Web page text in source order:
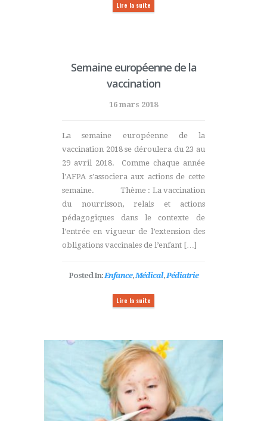
Lire la suite
Semaine européenne de la
vaccination
16 mars 2018
La semaine européenne de la
vaccination 2018 se déroulera du 23 au
29 avril 2018. Comme chaque année
l’AFPA s’associera aux actions de cette
semaine. Thème : La vaccination
du nourrisson, relais et actions
pédagogiques dans le contexte de
l’entrée en vigueur de l’extension des
obligations vaccinales de l’enfant […]
Posted In:Enfance,Médical,Pédiatrie
Lire la suite